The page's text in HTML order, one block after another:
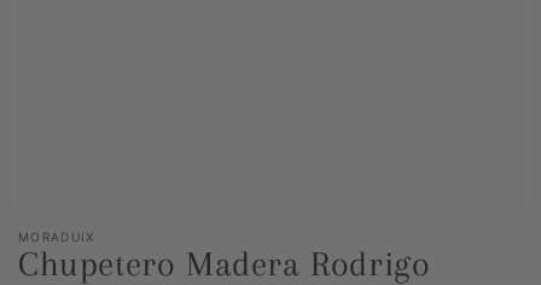
MORADUIX
Chupetero Madera Rodrigo